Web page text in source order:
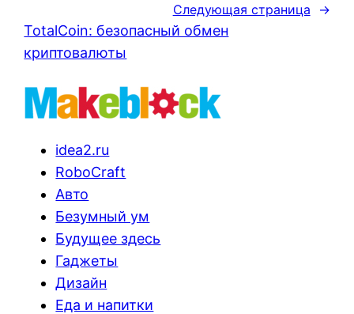
Следующая страница →
TotalCoin: безопасный обмен
криптовалюты
idea2.ru
RoboCraft
Авто
Безумный ум
Будущее здесь
Гаджеты
Дизайн
Еда и напитки